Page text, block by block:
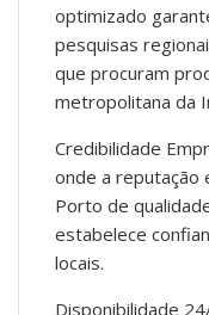
optimizado
pesquisas
que procuram
metropolitana da
Credibilidade
onde a reputação
Porto de
estabelece
locais.
Disponibilidade